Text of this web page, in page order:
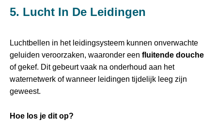
5. Lucht In De Leidingen
Luchtbellen in het leidingsysteem kunnen onverwachte
geluiden veroorzaken, waaronder een fluitende douche
of gekef. Dit gebeurt vaak na onderhoud aan het
waternetwerk of wanneer leidingen tijdelijk leeg zijn
geweest.
Hoe los je dit op?